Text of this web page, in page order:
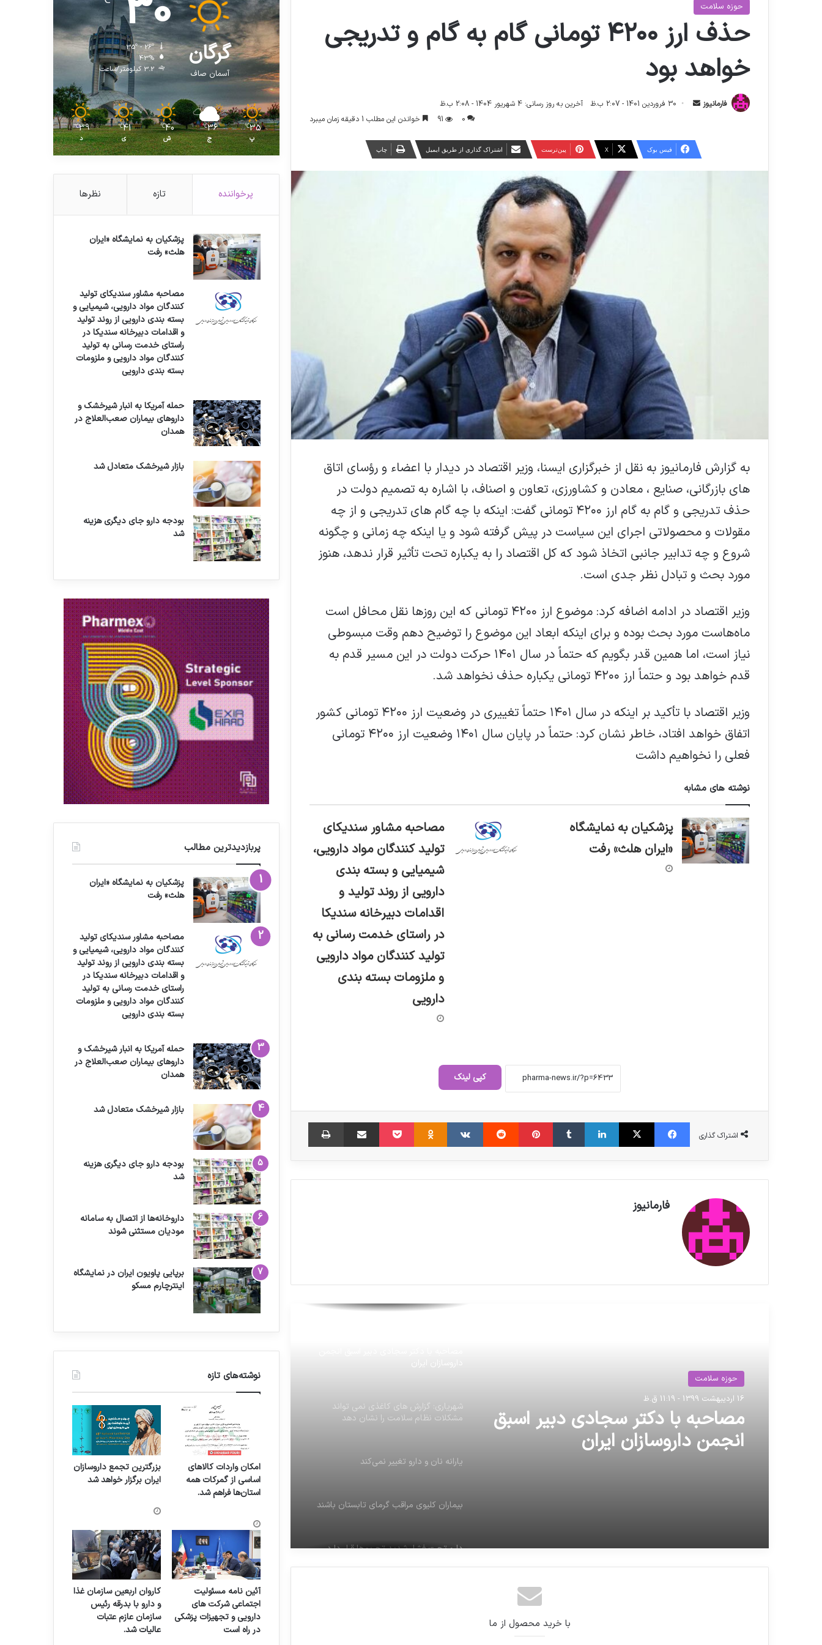
حوزه سلامت
حذف ارز ۴۲۰۰ تومانی گام به گام و تدریجی
خواهد بود
فارمانیوز 30 فروردین 1401 - 2:07 ب.ظ
آخرین به روز رسانی: 4 شهریور 1404 - 2:08 ب.ظ
0
91 خواندن این مطلب 1 دقیقه زمان میبرد
فیس بوک X ‫پین‌ترست اشتراک گذاری از طریق ایمیل چاپ
به گزارش فارمانیوز به نقل از خبرگزاری ایسنا، وزیر اقتصاد در دیدار با اعضاء و رؤسای اتاق
های بازرگانی، صنایع ، معادن و کشاورزی، تعاون و اصناف، با اشاره به تصمیم دولت در
حذف تدریجی و گام به گام ارز ۴۲۰۰ تومانی گفت: اینکه با چه گام های تدریجی و از چه
مقولات و محصولاتی اجرای این سیاست در پیش گرفته شود و یا اینکه چه زمانی و چگونه
شروع و چه تدابیر جانبی اتخاذ شود که کل اقتصاد را به یکباره تحت تأثیر قرار ندهد، هنوز
مورد بحث و تبادل نظر جدی است.
وزیر اقتصاد در ادامه اضافه کرد: موضوع ارز ۴۲۰۰ تومانی که این روزها نقل محافل است
ماه‌هاست مورد بحث بوده و برای اینکه ابعاد این موضوع را توضیح دهم وقت مبسوطی
نیاز است، اما همین قدر بگویم که حتماً در سال ۱۴۰۱ حرکت دولت در این مسیر قدم به
قدم خواهد بود و حتماً ارز ۴۲۰۰ تومانی یکباره حذف نخواهد شد.
وزیر اقتصاد با تأکید بر اینکه در سال ۱۴۰۱ حتماً تغییری در وضعیت ارز ۴۲۰۰ تومانی کشور
اتفاق خواهد افتاد، خاطر نشان کرد: حتماً در پایان سال ۱۴۰۱ وضعیت ارز ۴۲۰۰ تومانی
فعلی را نخواهیم داشت
نوشته های مشابه
پزشکیان به نمایشگاه
«ایران هلث» رفت
مصاحبه مشاور سندیکای
تولید کنندگان مواد دارویی،
شیمیایی و بسته بندی
دارویی از روند تولید و
اقدامات دبیرخانه سندیکا
در راستای خدمت رسانی به
تولید کنندگان مواد دارویی
و ملزومات بسته بندی
دارویی
کپی لینک
اشتراک گذاری
فیس بوک X لینکدین ‫تامبلر ‫پین‌ترست ‫رددیت ‫VKontakte
‫Odnoklassniki پاکت اشتراک گذاری از طریق ایمیل
فارمانیوز
حوزه سلامت
16 اردیبهشت 1399 - 11:19 ق.ظ
مصاحبه با دکتر سجادی دبیر اسبق
انجمن داروسازان ایران
داروسازان ایران
شهریاری: گزارش های کاغذی نمی تواند
مشکلات نظام سلامت را نشان دهد
رجایی بندرعباس
شهریاری: گزارش های کاغذی نمی تواند
مشکلات نظام سلامت را نشان دهد
یارانه نان و دارو تغییر نمی‌کند
بیماران کلیوی مراقب گرمای تابستان باشند
دارو تحت فشار شدید تحریم‌ها قرار دارد
با خرید محصول از ما
گرگان
آسمان صاف
35º - 26º
43%
3.2 کیلومتر/ساعت
35
℃
پ
36
℃
ج
40
℃
ش
41
℃
ی
39
℃
د
پرخواننده تازه نظرها
پزشکیان به نمایشگاه «ایران
هلث» رفت
مصاحبه مشاور سندیکای تولید
کنندگان مواد دارویی، شیمیایی و
بسته بندی دارویی از روند تولید
و اقدامات دبیرخانه سندیکا در
راستای خدمت رسانی به تولید
کنندگان مواد دارویی و ملزومات
بسته بندی دارویی
حمله آمریکا به انبار شیرخشک و
داروهای بیماران صعب‌العلاج در
همدان
بازار شیرخشک متعادل شد
بودجه دارو جای دیگری هزینه
شد
پربازدیدترین مطالب
پزشکیان به نمایشگاه «ایران
هلث» رفت
مصاحبه مشاور سندیکای تولید
کنندگان مواد دارویی، شیمیایی و
بسته بندی دارویی از روند تولید
و اقدامات دبیرخانه سندیکا در
راستای خدمت رسانی به تولید
کنندگان مواد دارویی و ملزومات
بسته بندی دارویی
حمله آمریکا به انبار شیرخشک و
داروهای بیماران صعب‌العلاج در
همدان
بازار شیرخشک متعادل شد
بودجه دارو جای دیگری هزینه
شد
داروخانه‌ها از اتصال به سامانه
مودیان مستثنی شوند
برپایی پاویون ایران در نمایشگاه
اینترچارم مسکو
نوشته‌های تازه
امکان واردات کالاهای
اساسی از گمرکات همه
استان‌ها فراهم شد.
بزرگترین تجمع داروسازان
ایران برگزار خواهد شد
آئین نامه مسئولیت
اجتماعی شرکت های
دارویی و تجهیزات پزشکی
در راه است
کاروان اربعین سازمان غذا
و دارو با بدرقه رئیس
سازمان عازم عتبات
عالیات شد.